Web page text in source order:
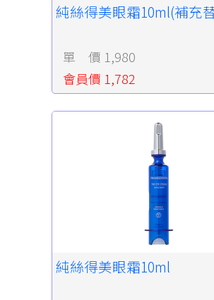
純絲得美眼霜10ml(補充
單 價 1,980
會員價 1,782
純絲得美眼霜10ml